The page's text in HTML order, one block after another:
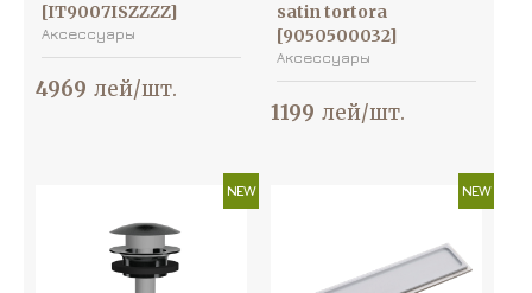
[IT9007ISZZZZ]
Аксессуары
4969 лей/шт.
satin tortora
[9050500032]
Аксессуары
1199 лей/шт.
NEW NEW